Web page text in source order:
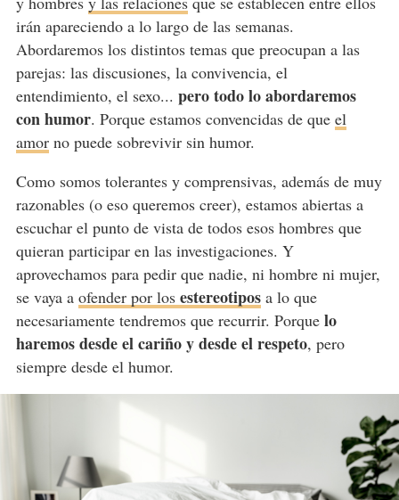
irán apareciendo a lo largo de las semanas.
Abordaremos los distintos temas que preocupan a las
parejas: las discusiones, la convivencia, el
entendimiento, el sexo... pero todo lo abordaremos
con humor. Porque estamos convencidas de que el
amorno puede sobrevivir sin humor.
Como somos tolerantes y comprensivas, además de muy
razonables (o eso queremos creer), estamos abiertas a
escuchar el punto de vista de todos esos hombres que
quieran participar en las investigaciones. Y
aprovechamos para pedir que nadie, ni hombre ni mujer,
se vaya a ofender por los estereotiposa lo que
necesariamente tendremos que recurrir. Porquelo
haremos desde el cariño y desde el respeto, pero
siempre desde el humor.